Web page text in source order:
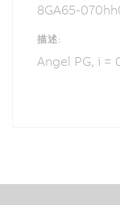
8GA65-
描述:
Angel PG, i =